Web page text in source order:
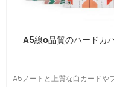
A5線o品質のハードカ
A5ノートと上質な白カードや